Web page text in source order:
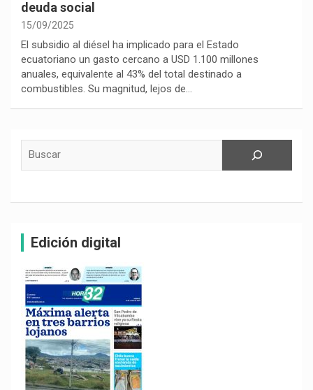
deuda social
15/09/2025
El subsidio al diésel ha implicado para el Estado
ecuatoriano un gasto cercano a USD 1.100 millones
anuales, equivalente al 43% del total destinado a
combustibles. Su magnitud, lejos de…
Edición digital